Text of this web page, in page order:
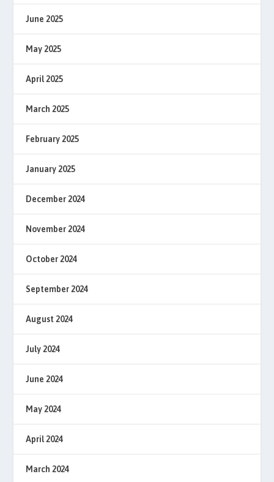
June 2025
May 2025
April 2025
March 2025
February 2025
January 2025
December 2024
November 2024
October 2024
September 2024
August 2024
July 2024
June 2024
May 2024
April 2024
March 2024